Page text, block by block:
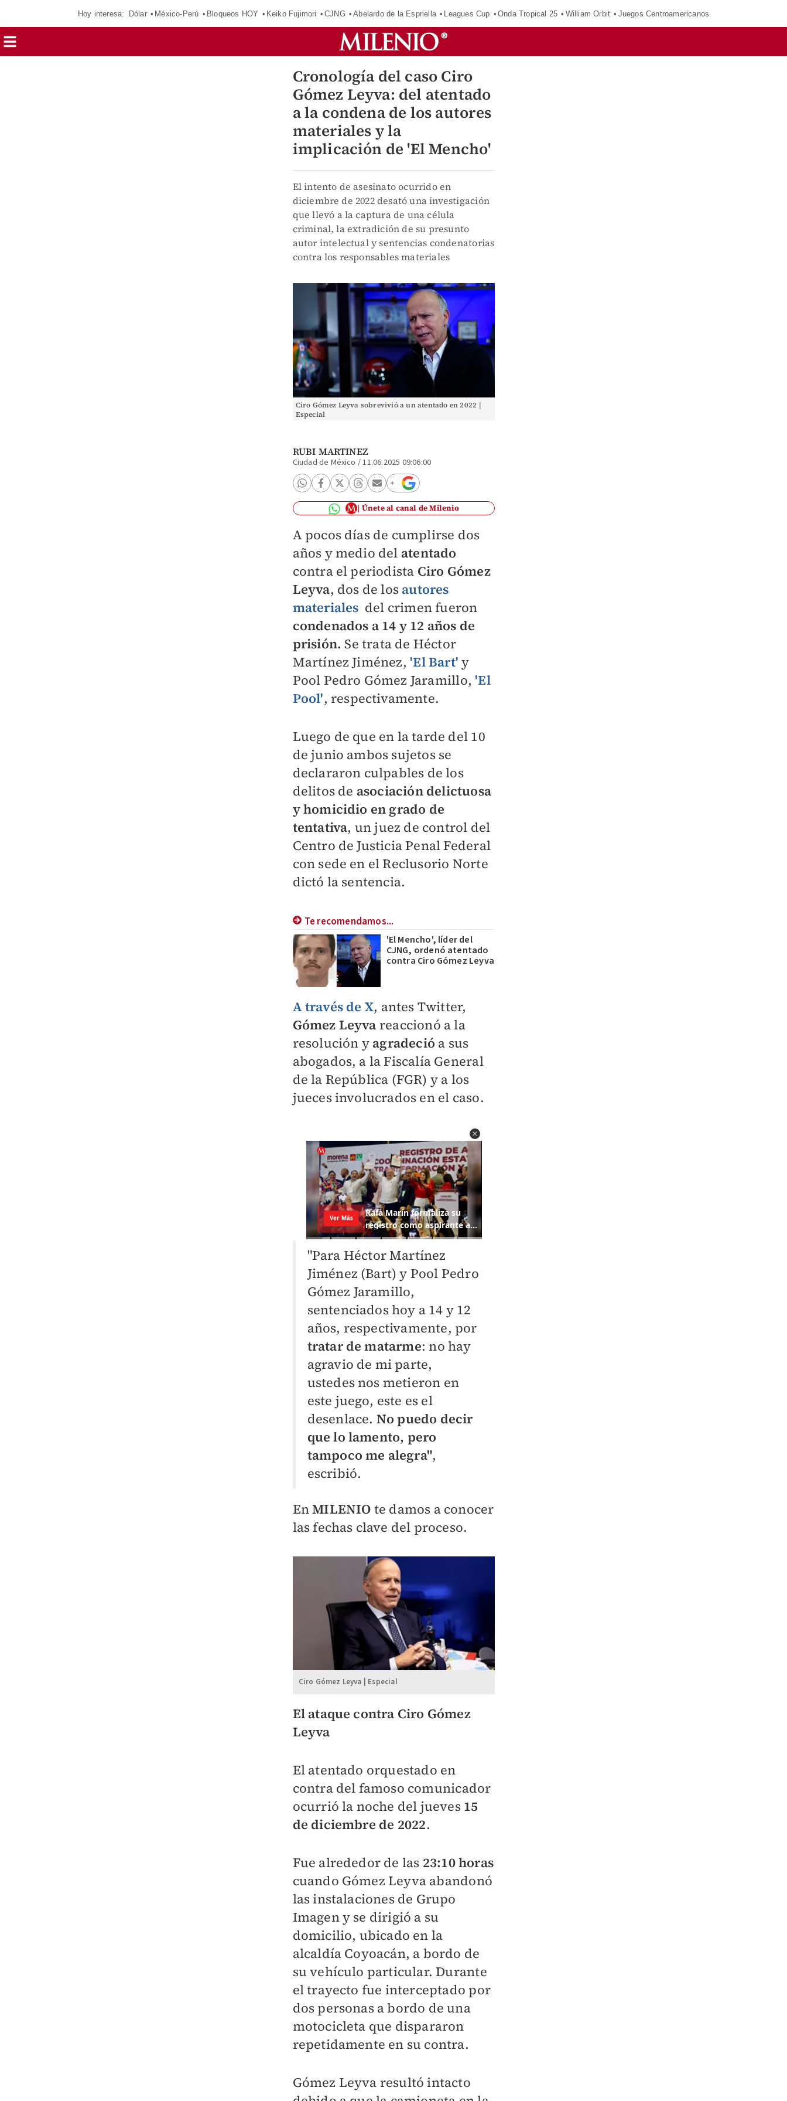
Hoy interesa: Dólar México-Perú Bloqueos HOY Keiko Fujimori CJNG Abelardo de la Espriella Leagues Cup Onda Tropical 25 William Orbit Juegos Centroamericanos
Cronología del caso Ciro
Gómez Leyva: del atentado
a la condena de los autores
materiales y la
implicación de 'El Mencho'
El intento de asesinato ocurrido en
diciembre de 2022 desató una investigación
que llevó a la captura de una célula
criminal, la extradición de su presunto
autor intelectual y sentencias condenatorias
contra los responsables materiales
Ciro Gómez Leyva sobrevivió a un atentado en 2022 |
Especial
RUBI MARTINEZ
Ciudad de México /11.06.2025 09:06:00
Únete al canal de Milenio
A pocos días de cumplirse dos
años y medio del atentado
contra el periodista Ciro Gómez
Leyva, dos de los autores
materiales del crimen fueron
condenados a 14 y 12 años de
prisión. Se trata de Héctor
Martínez Jiménez,'El Bart' y
Pool Pedro Gómez Jaramillo,'El
Pool', respectivamente.
Luego de que en la tarde del 10
de junio ambos sujetos se
declararon culpables de los
delitos de asociación delictuosa
y homicidio en grado de
tentativa, un juez de control del
Centro de Justicia Penal Federal
con sede en el Reclusorio Norte
dictó la sentencia.
Te recomendamos...
'El Mencho', líder del
CJNG, ordenó atentado
contra Ciro Gómez Leyva
A través de X, antes Twitter,
Gómez Leyva reaccionó a la
resolución yagradeció a sus
abogados, a la Fiscalía General
de la República (FGR) y a los
jueces involucrados en el caso.
"Para Héctor Martínez
Jiménez (Bart) y Pool Pedro
Gómez Jaramillo,
sentenciados hoy a 14 y 12
años, respectivamente, por
tratar de matarme: no hay
agravio de mi parte,
ustedes nos metieron en
este juego, este es el
desenlace. No puedo decir
que lo lamento, pero
tampoco me alegra",
escribió.
EnMILENIO te damos a conocer
las fechas clave del proceso.
Ciro Gómez Leyva | Especial
El ataque contra Ciro Gómez
Leyva
El atentado orquestado en
contra del famoso comunicador
ocurrió la noche del jueves 15
de diciembre de 2022.
Fue alrededor de las 23:10 horas
cuando Gómez Leyva abandonó
las instalaciones de Grupo
Imagen y se dirigió a su
domicilio, ubicado en la
alcaldía Coyoacán, a bordo de
su vehículo particular. Durante
el trayecto fue interceptado por
dos personas a bordo de una
motocicleta que dispararon
repetidamente en su contra.
Gómez Leyva resultó intacto